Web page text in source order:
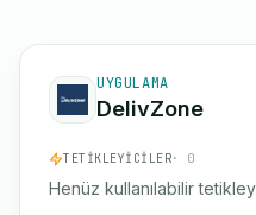
UYGULAMA
DelivZone
TETIKLEYICILER· 0
Henüz kullanılabilir